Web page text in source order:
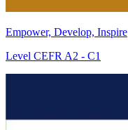
Empower, Develop, Inspire
Level CEFR A2 - C1